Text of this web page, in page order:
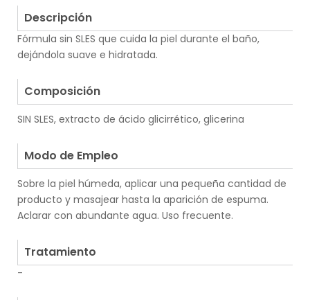
Descripción
Fórmula sin SLES que cuida la piel durante el baño,
dejándola suave e hidratada.
Composición
SIN SLES, extracto de ácido glicirrético, glicerina
Modo de Empleo
Sobre la piel húmeda, aplicar una pequeña cantidad de
producto y masajear hasta la aparición de espuma.
Aclarar con abundante agua. Uso frecuente.
Tratamiento
-